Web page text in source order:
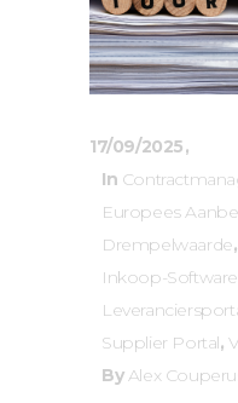
17/09/2025
In
Europees
Drempelwaarde,
Inkoop-Software
Supplier Portal,
ByAlex